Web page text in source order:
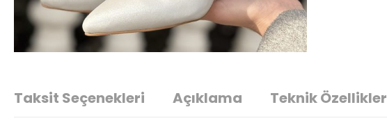
Taksit Seçenekleri Açıklama Teknik Özellikler